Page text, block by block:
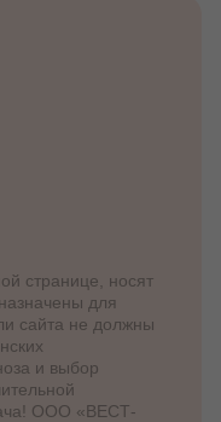
странице, носят
для
сайта не должны
и выбор
ООО «ВЕСТ-